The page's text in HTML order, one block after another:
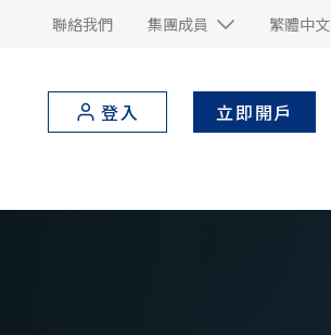
聯絡我們 集團成員 繁體中文
登入 立即開戶